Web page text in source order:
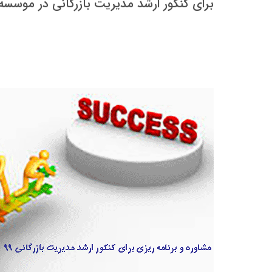
برای کنکور ارشد مدیریت بازرگانی در موسسه 3گام توضیح داده شده